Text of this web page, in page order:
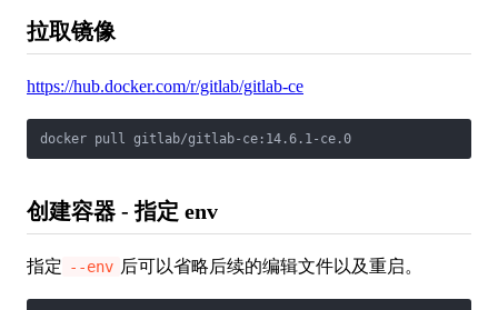
拉取镜像
https://hub.docker.com/r/gitlab/gitlab-ce
docker pull gitlab/gitlab-ce:14.6.1-ce.0
创建容器 - 指定 env
指定 --env 后可以省略后续的编辑文件以及重启。